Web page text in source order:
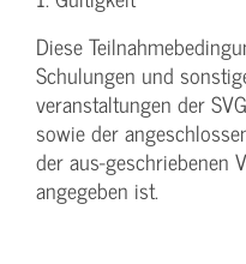
Diese
Schulungen und
veranstaltungen der
sowie der
der aus-geschriebenen
angegeben ist.